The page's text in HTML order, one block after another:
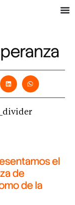
el
de
de la